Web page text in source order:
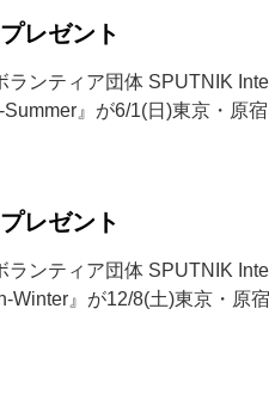
レゼント
ンティア団体 SPUTNIK
』が6/1(日)東京・原
レゼント
ンティア団体 SPUTNIK
Winter』が12/8(土)東京・原